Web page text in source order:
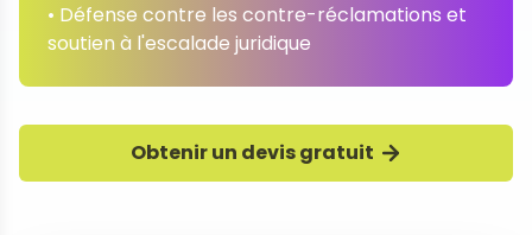
• Défense contre les contre-réclamations et
soutien à l'escalade juridique
Obtenir un devis gratuit